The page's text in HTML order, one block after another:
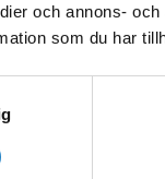
och annons-
som du har